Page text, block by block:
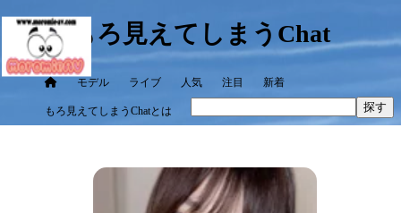
もろ見えてしまうChat
モデル ライブ 人気 注目 新着
もろ見えてしまうChatとは 探す